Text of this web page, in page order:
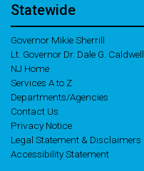
Statewide
Governor Mikie Sherrill
Lt. Governor Dr. Dale G. Caldwell
NJ Home
Services A to Z
Departments/Agencies
Contact Us
Privacy Notice
Legal Statement & Disclaimers
Accessibility Statement